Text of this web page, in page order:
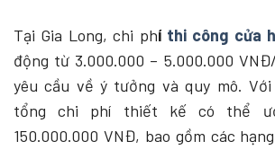
Tại Gia Long, chi phí thi công cửa
động từ 3.000.000 – 5.000.000
yêu cầu về ý tưởng và quy mô.
tổng chi phí thiết kế có thể
150.000.000 VNĐ, bao gồm các